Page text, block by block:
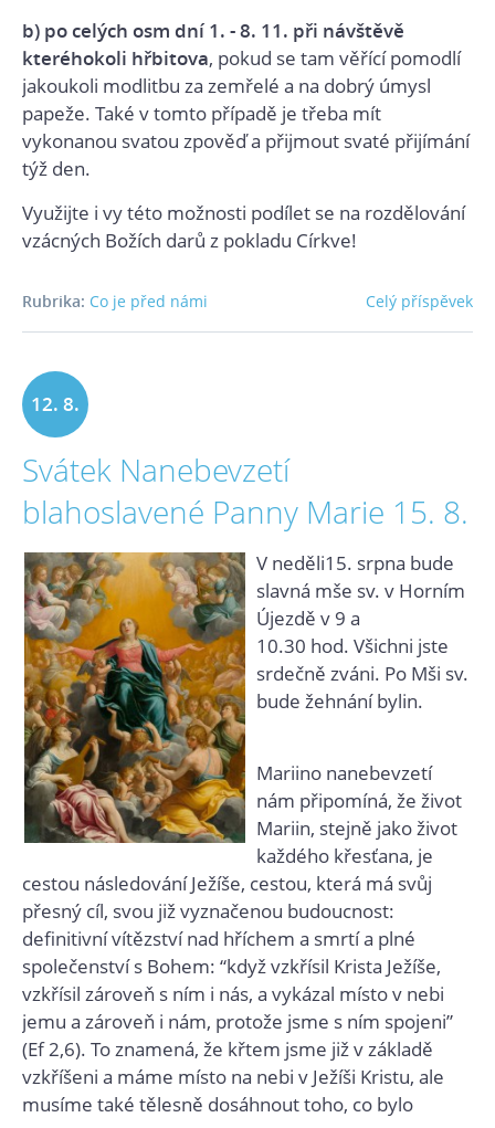
b) po celých osm dní 1. - 8. 11. při návštěvě
kteréhokoli hřbitova, pokud se tam věřící pomodlí
jakoukoli modlitbu za zemřelé a na dobrý úmysl
papeže. Také v tomto případě je třeba mít
vykonanou svatou zpověď a přijmout svaté přijímání
týž den.
Využijte i vy této možnosti podílet se na rozdělování
vzácných Božích darů z pokladu Církve!
Celý příspěvek
Rubrika: Co je před námi
12. 8.
2021
Svátek Nanebevzetí
blahoslavené Panny Marie 15. 8.
V neděli15. srpna bude
slavná mše sv. v Horním
Újezdě v 9 a
10.30 hod. Všichni jste
srdečně zváni. Po Mši sv.
bude žehnání bylin.
Mariino nanebevzetí
nám připomíná, že život
Mariin, stejně jako život
každého křesťana, je
cestou následování Ježíše, cestou, která má svůj
přesný cíl, svou již vyznačenou budoucnost:
definitivní vítězství nad hříchem a smrtí a plné
společenství s Bohem: “když vzkřísil Krista Ježíše,
vzkřísil zároveň s ním i nás, a vykázal místo v nebi
jemu a zároveň i nám, protože jsme s ním spojeni”
(Ef 2,6). To znamená, že křtem jsme již v základě
vzkříšeni a máme místo na nebi v Ježíši Kristu, ale
musíme také tělesně dosáhnout toho, co bylo